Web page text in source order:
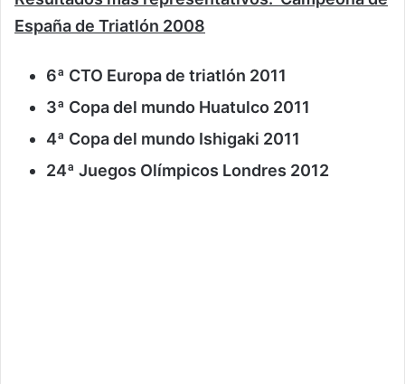
España de Triatlón 2008
6ª CTO Europa de triatlón 2011
3ª Copa del mundo Huatulco 2011
4ª Copa del mundo Ishigaki 2011
24ª Juegos Olímpicos Londres 2012